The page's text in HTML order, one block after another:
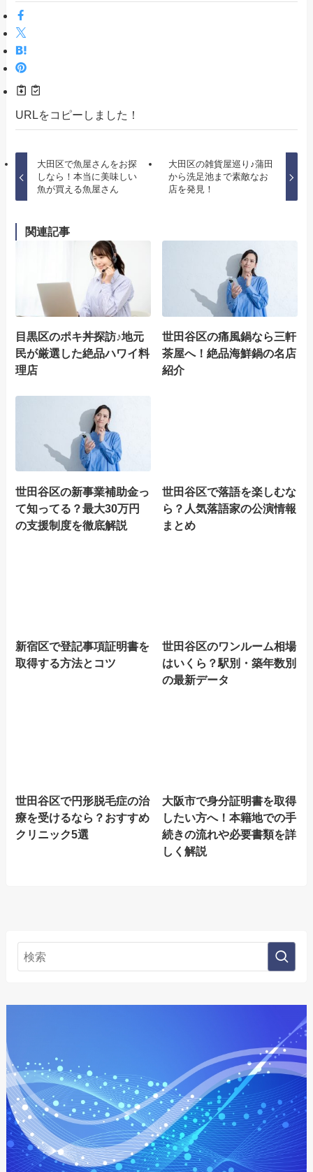
URLをコピーしました！
大田区で魚屋さんをお探
しなら！本当に美味しい
魚が買える魚屋さん
大田区の雑貨屋巡り♪蒲田
から洗足池まで素敵なお
店を発見！
関連記事
目黒区のポキ丼探訪♪地元
民が厳選した絶品ハワイ料
理店
世田谷区の痛風鍋なら三軒
茶屋へ！絶品海鮮鍋の名店
紹介
世田谷区の新事業補助金っ
て知ってる？最大30万円
の支援制度を徹底解説
世田谷区で落語を楽しむな
ら？人気落語家の公演情報
まとめ
新宿区で登記事項証明書を
取得する方法とコツ
世田谷区のワンルーム相場
はいくら？駅別・築年数別
の最新データ
世田谷区で円形脱毛症の治
療を受けるなら？おすすめ
クリニック5選
大阪市で身分証明書を取得
したい方へ！本籍地での手
続きの流れや必要書類を詳
しく解説